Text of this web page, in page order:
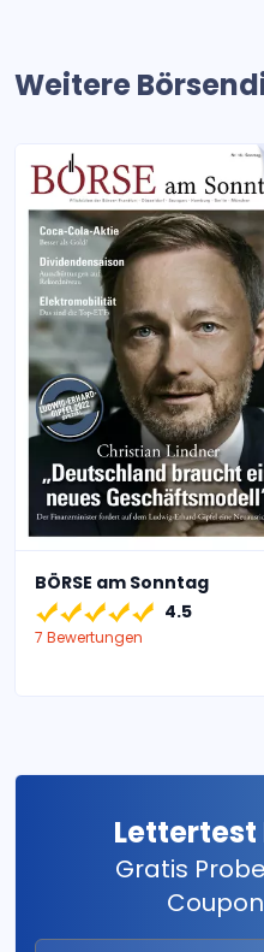
Weitere
BÖRSE am Sonntag
4.5
7 Bewertungen
Gratis